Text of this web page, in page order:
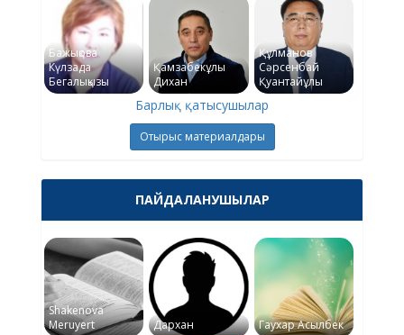
Бажықова
Күлзада
Бегалықызы
Қамзабекұлы
Дихан
Құлманов
Сәрсенбай
Қуантайұлы
Барлық қатысушылар
Отырыс материалдары
ПАЙДАЛАНУШЫЛАР
Shakenova
Meruyert
Дархан Гаухар Асылбек